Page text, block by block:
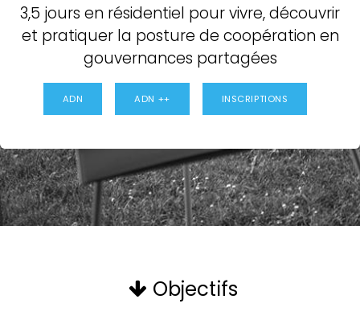
3,5 jours en résidentiel pour vivre, découvrir
et pratiquer la posture de coopération en
gouvernances partagées
ADN ADN ++ INSCRIPTIONS
Objectifs